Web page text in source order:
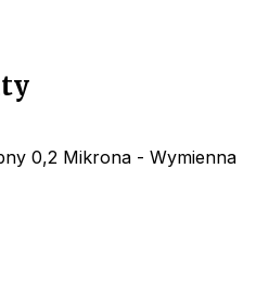
0,2 Mikrona - Wymienna